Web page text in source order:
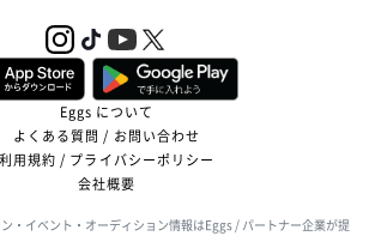
Eggs について
よくある質問 / お問い合わせ
利用規約 / プライバシーポリシー
会社概要
・イベント・オーディション情報はEggs / パートナー企業が提